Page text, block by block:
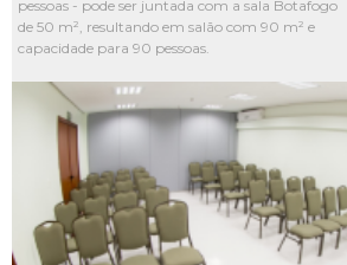
pessoas - pode ser juntada com a sala Botafogo
de 50 m², resultando em salão com 90 m² e
capacidade para 90 pessoas.
L1
L2
L3
L4